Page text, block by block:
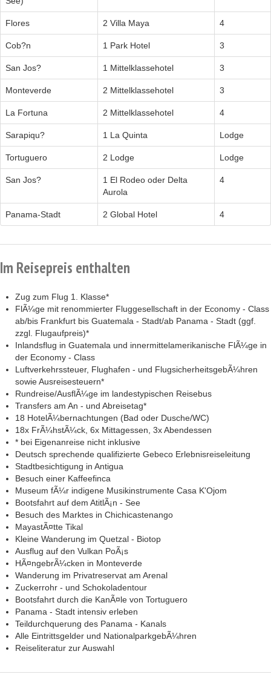
Flores 2 Villa Maya 4
Cob?n 1 Park Hotel 3
San Jos? 1 Mittelklassehotel 3
Monteverde 2 Mittelklassehotel 3
La Fortuna 2 Mittelklassehotel 4
Sarapiqu? 1 La Quinta Lodge
Tortuguero 2 Lodge Lodge
San Jos?
1 El Rodeo oder Delta
Aurola
4
Panama-Stadt 2 Global Hotel 4
Im Reisepreis enthalten
Zug zum Flug 1. Klasse*
FlÃ¼ge mit renommierter Fluggesellschaft in der Economy - Class
ab/bis Frankfurt bis Guatemala - Stadt/ab Panama - Stadt (ggf.
zzgl. Flugaufpreis)*
Inlandsflug in Guatemala und innermittelamerikanische FlÃ¼ge in
der Economy - Class
Luftverkehrssteuer, Flughafen - und FlugsicherheitsgebÃ¼hren
sowie Ausreisesteuern*
Rundreise/AusflÃ¼ge im landestypischen Reisebus
Transfers am An - und Abreisetag*
18 HotelÃ¼bernachtungen (Bad oder Dusche/WC)
18x FrÃ¼hstÃ¼ck, 6x Mittagessen, 3x Abendessen
* bei Eigenanreise nicht inklusive
Deutsch sprechende qualifizierte Gebeco Erlebnisreiseleitung
Stadtbesichtigung in Antigua
Besuch einer Kaffeefinca
Museum fÃ¼r indigene Musikinstrumente Casa K'Ojom
Bootsfahrt auf dem AtitlÃ¡n - See
Besuch des Marktes in Chichicastenango
MayastÃ¤tte Tikal
Kleine Wanderung im Quetzal - Biotop
Ausflug auf den Vulkan PoÃ¡s
HÃ¤ngebrÃ¼cken in Monteverde
Wanderung im Privatreservat am Arenal
Zuckerrohr - und Schokoladentour
Bootsfahrt durch die KanÃ¤le von Tortuguero
Panama - Stadt intensiv erleben
Teildurchquerung des Panama - Kanals
Alle Eintrittsgelder und NationalparkgebÃ¼hren
Reiseliteratur zur Auswahl